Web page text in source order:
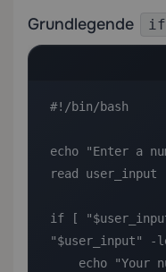
Grundlegende if
#!/bin/bash
echo "Enter a
read user_input
if [
"$user_input" -